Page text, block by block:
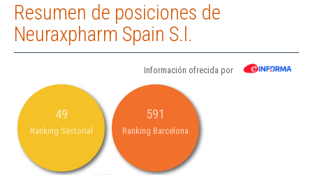
Resumen de posiciones de
Neuraxpharm Spain S.l.
Información ofrecida por
49
Ranking Sectorial
591
Ranking Barcelona